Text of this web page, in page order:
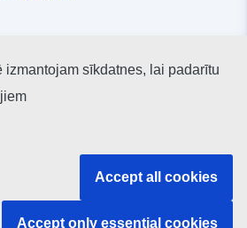
izmantojam sīkdatnes, lai padarītu
Accept all cookies
Accept only essential cookies